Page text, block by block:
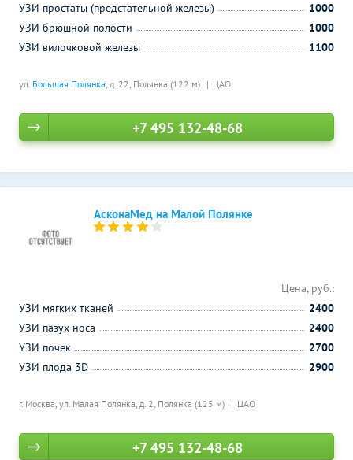
ул. Большая Полянка, д. 22, Полянка (122 м) ЦАО
УЗИ простаты (предстательной железы)
1000
УЗИ брюшной полости
1000
УЗИ вилочковой железы
1100
+7 495 132-48-68
АсконаМед на Малой Полянке
г. Москва, ул. Малая Полянка, д. 2, Полянка (125 м) ЦАО
Цена, руб.:
УЗИ мягких тканей
2400
УЗИ пазух носа
2400
УЗИ почек
2700
УЗИ плода 3D
2900
+7 495 132-48-68